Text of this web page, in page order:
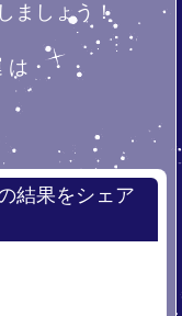
ましょう！
・・・
結果をシェア